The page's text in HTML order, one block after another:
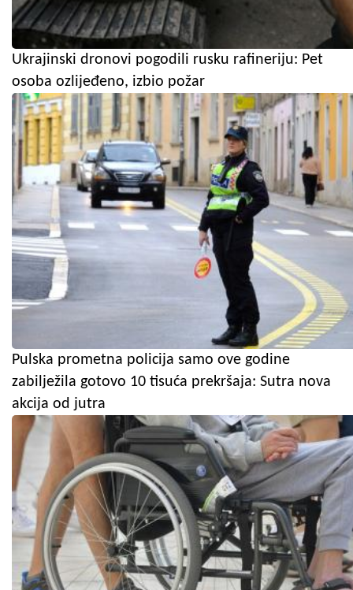
Ukrajinski dronovi pogodili rusku rafineriju: Pet
osoba ozlijeđeno, izbio požar
Pulska prometna policija samo ove godine
zabilježila gotovo 10 tisuća prekršaja: Sutra nova
akcija od jutra